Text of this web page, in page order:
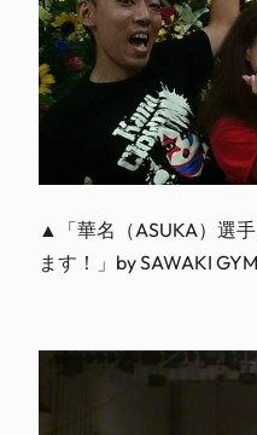
▲「華名（ASUKA）選
ます！」by SAWAKI GYM